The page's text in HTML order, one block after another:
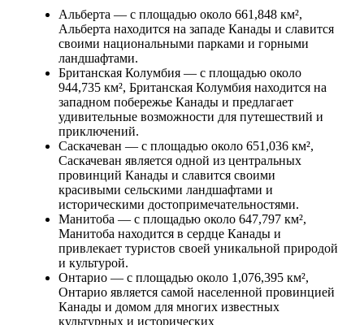
Альберта — с площадью около 661,848 км²,
Альберта находится на западе Канады и славится
своими национальными парками и горными
ландшафтами.
Британская Колумбия — с площадью около
944,735 км², Британская Колумбия находится на
западном побережье Канады и предлагает
удивительные возможности для путешествий и
приключений.
Саскачеван — с площадью около 651,036 км²,
Саскачеван является одной из центральных
провинций Канады и славится своими
красивыми сельскими ландшафтами и
историческими достопримечательностями.
Манитоба — с площадью около 647,797 км²,
Манитоба находится в сердце Канады и
привлекает туристов своей уникальной природой
и культурой.
Онтарио — с площадью около 1,076,395 км²,
Онтарио является самой населенной провинцией
Канады и домом для многих известных
культурных и исторических